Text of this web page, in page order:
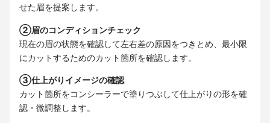
せた眉を提案します。
②眉のコンディションチェック
現在の眉の状態を確認して左右差の原因をつきとめ、最小限
にカットするためのカット箇所を確認します。
③仕上がりイメージの確認
カット箇所をコンシーラーで塗りつぶして仕上がりの形を確
認・微調整します。